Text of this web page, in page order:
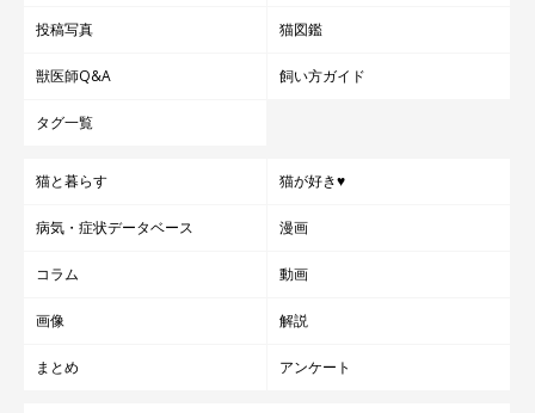
投稿写真 猫図鑑
獣医師Q&A 飼い方ガイド
タグ一覧
猫と暮らす 猫が好き♥
病気・症状データベース 漫画
コラム 動画
画像 解説
まとめ アンケート